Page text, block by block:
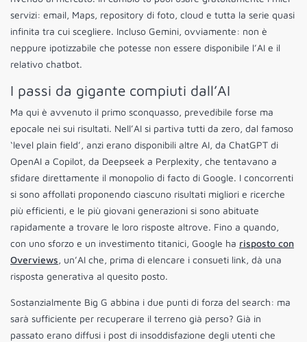
servizi: email, Maps, repository di foto, cloud e tutta la serie quasi
infinita tra cui scegliere. Incluso Gemini, ovviamente: non è
neppure ipotizzabile che potesse non essere disponibile l’AI e il
relativo chatbot.
I passi da gigante compiuti dall’AI
Ma qui è avvenuto il primo sconquasso, prevedibile forse ma
epocale nei sui risultati. Nell’AI si partiva tutti da zero, dal famoso
‘level plain field’, anzi erano disponibili altre AI, da ChatGPT di
OpenAI a Copilot, da Deepseek a Perplexity, che tentavano a
sfidare direttamente il monopolio di facto di Google. I concorrenti
si sono affollati proponendo ciascuno risultati migliori e ricerche
più efficienti, e le più giovani generazioni si sono abituate
rapidamente a trovare le loro risposte altrove. Fino a quando,
con uno sforzo e un investimento titanici, Google ha risposto con
Overviews, un’AI che, prima di elencare i consueti link, dà una
risposta generativa al quesito posto.
Sostanzialmente Big G abbina i due punti di forza del search: ma
sarà sufficiente per recuperare il terreno già perso? Già in
passato erano diffusi i post di insoddisfazione degli utenti che